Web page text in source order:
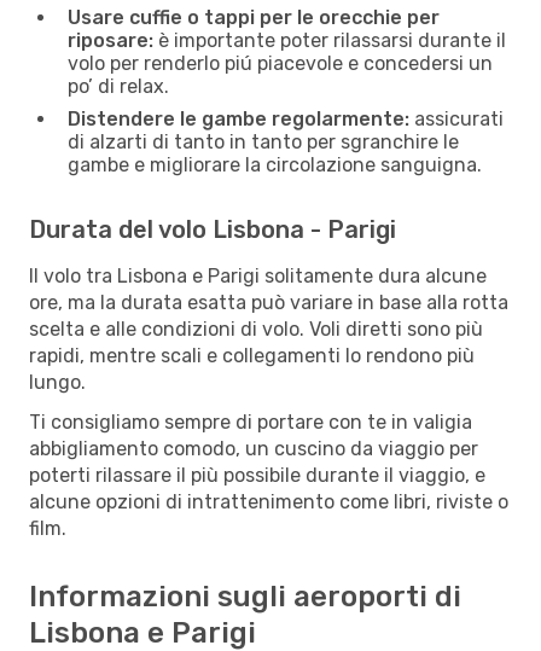
Usare cuffie o tappi per le orecchie per
riposare: è importante poter rilassarsi durante il
volo per renderlo piú piacevole e concedersi un
po’ di relax.
Distendere le gambe regolarmente: assicurati
di alzarti di tanto in tanto per sgranchire le
gambe e migliorare la circolazione sanguigna.
Durata del volo Lisbona - Parigi
Il volo tra Lisbona e Parigi solitamente dura alcune
ore, ma la durata esatta può variare in base alla rotta
scelta e alle condizioni di volo. Voli diretti sono più
rapidi, mentre scali e collegamenti lo rendono più
lungo.
Ti consigliamo sempre di portare con te in valigia
abbigliamento comodo, un cuscino da viaggio per
poterti rilassare il più possibile durante il viaggio, e
alcune opzioni di intrattenimento come libri, riviste o
film.
Informazioni sugli aeroporti di
Lisbona e Parigi